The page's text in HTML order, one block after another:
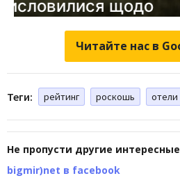
Читайте нас в
Теги: рейтинг роскошь отели
Не пропусти другие
bigmir)net в facebook